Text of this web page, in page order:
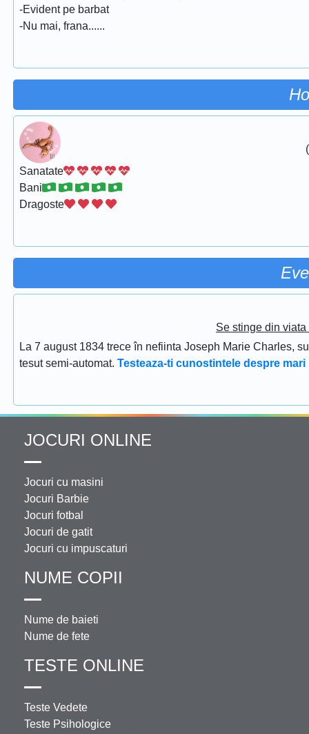
-Evident pe barbat
-Nu mai, frana......
Sanatate
Bani
Dragoste
Se stinge din
La 7 august 1834 trece în nefiinta Joseph Marie Charles,
tesut semi-automat. Testeaza-ti cunostintele despre
JOCURI ONLINE
Jocuri cu masini
Jocuri Barbie
Jocuri fotbal
Jocuri de gatit
Jocuri cu impuscaturi
NUME COPII
Nume de baieti
Nume de fete
TESTE ONLINE
Teste Vedete
Teste Psihologice